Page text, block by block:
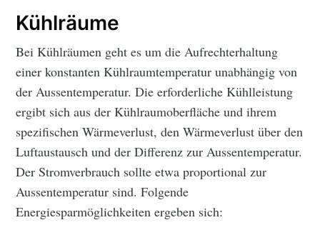
Kühlräume
Bei Kühlräumen geht es um die Aufrechterhaltung
einer konstanten Kühlraumtemperatur unabhängig von
der Aussentemperatur. Die erforderliche Kühlleistung
ergibt sich aus der Kühlraumoberfläche und ihrem
spezifischen Wärmeverlust, den Wärmeverlust über den
Luftaustausch und der Differenz zur Aussentemperatur.
Der Stromverbrauch sollte etwa proportional zur
Aussentemperatur sind. Folgende
Energiesparmöglichkeiten ergeben sich: